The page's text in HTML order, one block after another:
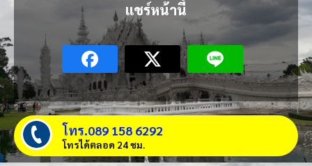
แชร์หน้านี้
โทร.089 158 6292
โทรได้ตลอด 24 ชม.